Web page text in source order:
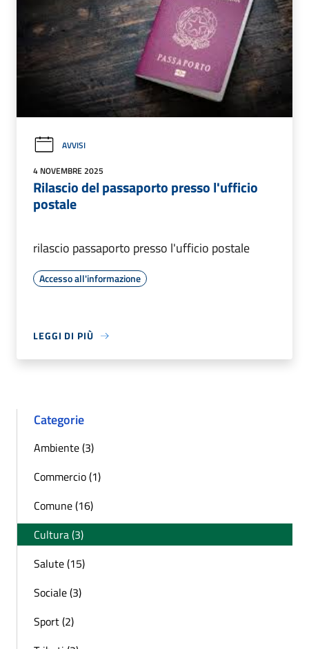
AVVISI
4 NOVEMBRE 2025
Rilascio del passaporto presso l'ufficio
postale
rilascio passaporto presso l'ufficio postale
Accesso all'informazione
LEGGI DI PIÙ
Categorie
Ambiente (3)
Commercio (1)
Comune (16)
Cultura (3)
Salute (15)
Sociale (3)
Sport (2)